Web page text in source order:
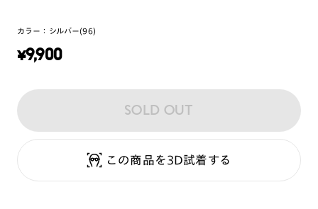
カラー： シルバー(96)
¥9,900
SOLD OUT
この商品を3D試着する